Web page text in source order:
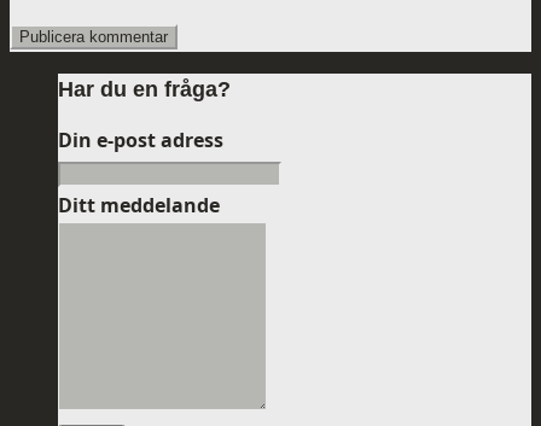
Har du en fråga?
Din e-post adress
Ditt meddelande